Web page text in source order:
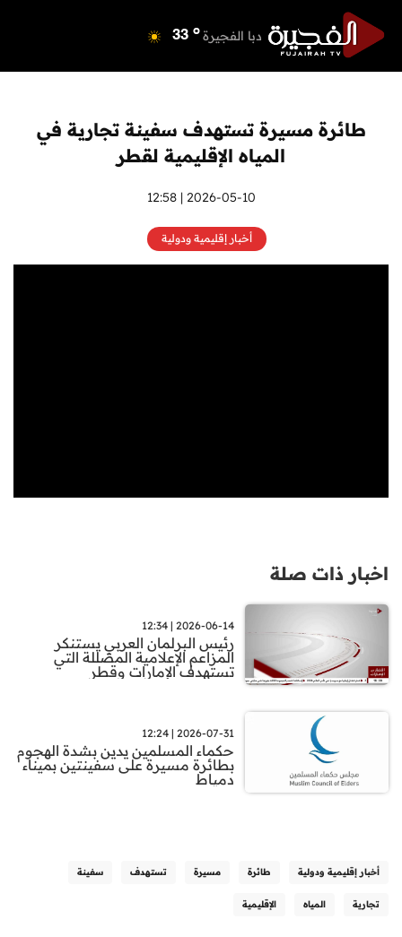
دبا الفجيرة 33 o
أم القيوين o
راس الخيمة 34 o
الفجيرة 32 o
طائرة مسيرة تستهدف سفينة تجارية في
المياه الإقليمية لقطر
2026-05-10 | 12:58
أخبار إقليمية ودولية
اخبار ذات صلة
2026-06-14 | 12:34
رئيس البرلمان العربي يستنكر
المزاعم الإعلامية المضللة التي
تستهدف الإمارات وقطر
2026-07-31 | 12:24
حكماء المسلمين يدين بشدة الهجوم
بطائرة مسيرة على سفينتين بميناء
دمياط
أخبار إقليمية ودولية طائرة مسيرة تستهدف سفينة
تجارية المياه الإقليمية